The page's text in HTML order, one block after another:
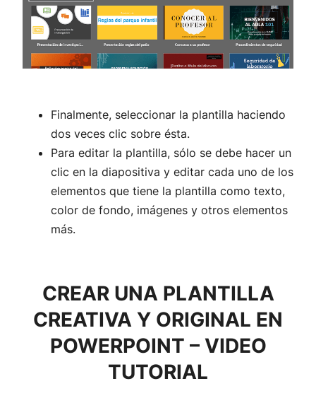
Finalmente, seleccionar la plantilla haciendo
dos veces clic sobre ésta.
Para editar la plantilla, sólo se debe hacer un
clic en la diapositiva y editar cada uno de los
elementos que tiene la plantilla como texto,
color de fondo, imágenes y otros elementos
más.
CREAR UNA PLANTILLA
CREATIVA Y ORIGINAL EN
POWERPOINT – VIDEO
TUTORIAL